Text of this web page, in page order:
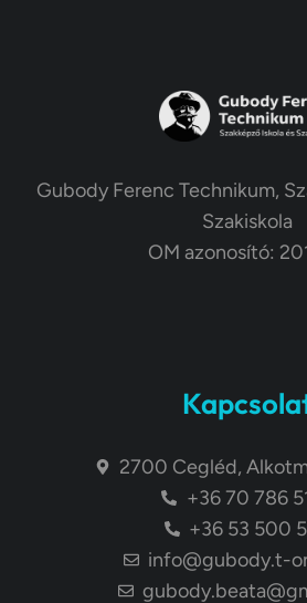
Gubody Ferenc Technikum,
Szakiskola
OM azonosító:
2700 Cegléd,
+36 70 786
+36 53 500
info@gubody.t-